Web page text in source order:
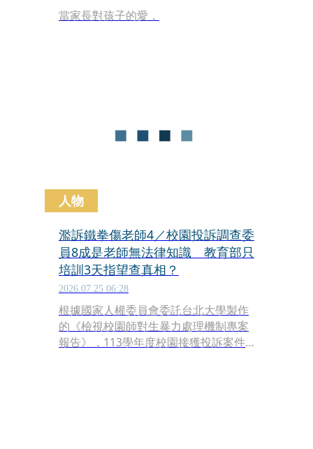
當家長對孩子的愛，
人物
濫訴鐵拳傷老師4／校園投訴調查委
員8成是老師無法律知識 教育部只
培訓3天指望查真相？
2026.07.25 06:28
根據國家人權委員會委託台北大學製作
的《檢視校園師對生暴力處理機制專案
報告》，113學年度校園接獲投訴案件